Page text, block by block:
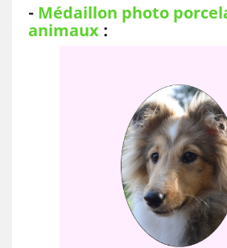
- Médaillon photo
animaux :